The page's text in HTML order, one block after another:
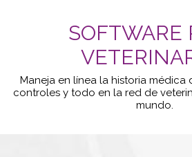
SOFTWARE
Maneja en línea la historia médica
controles y todo en la red de
mundo.